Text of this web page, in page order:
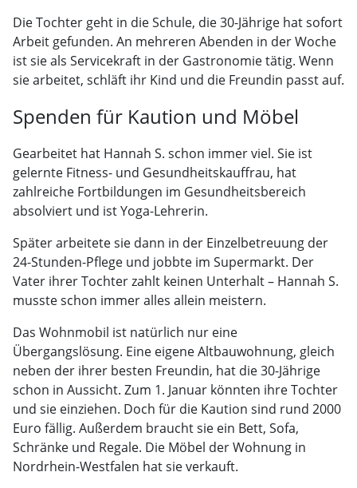
Die Tochter geht in die Schule, die 30-Jährige hat sofort
Arbeit gefunden. An mehreren Abenden in der Woche
ist sie als Servicekraft in der Gastronomie tätig. Wenn
sie arbeitet, schläft ihr Kind und die Freundin passt auf.
Spenden für Kaution und Möbel
Gearbeitet hat Hannah S. schon immer viel. Sie ist
gelernte Fitness- und Gesundheitskauffrau, hat
zahlreiche Fortbildungen im Gesundheitsbereich
absolviert und ist Yoga-Lehrerin.
Später arbeitete sie dann in der Einzelbetreuung der
24-Stunden-Pflege und jobbte im Supermarkt. Der
Vater ihrer Tochter zahlt keinen Unterhalt – Hannah S.
musste schon immer alles allein meistern.
Das Wohnmobil ist natürlich nur eine
Übergangslösung. Eine eigene Altbauwohnung, gleich
neben der ihrer besten Freundin, hat die 30-Jährige
schon in Aussicht. Zum 1. Januar könnten ihre Tochter
und sie einziehen. Doch für die Kaution sind rund 2000
Euro fällig. Außerdem braucht sie ein Bett, Sofa,
Schränke und Regale. Die Möbel der Wohnung in
Nordrhein-Westfalen hat sie verkauft.